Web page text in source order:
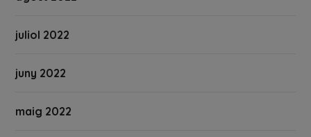
juliol 2022
juny 2022
maig 2022